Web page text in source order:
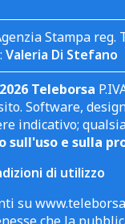
Stampa
Valeria Di Stefano
Teleborsa
Software,
indicativo;
sull'uso e sulla
di utilizzo
su